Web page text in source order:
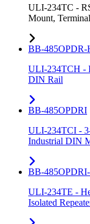
ULI-234TC -
Mount,
BB-485OPDR-
ULI-234TCH -
DIN Rail
BB-485OPDRI
ULI-234TCI -
Industrial DIN
BB-
ULI-234TE -
Isolated